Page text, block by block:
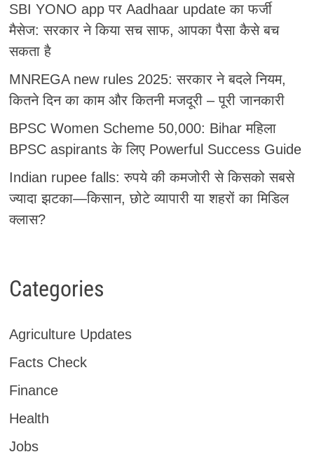
SBI YONO app पर Aadhaar update का फर्जी
मैसेज: सरकार ने किया सच साफ, आपका पैसा कैसे बच
सकता है
MNREGA new rules 2025: सरकार ने बदले नियम,
कितने दिन का काम और कितनी मजदूरी – पूरी जानकारी
BPSC Women Scheme 50,000: Bihar महिला
BPSC aspirants के लिए Powerful Success Guide
Indian rupee falls: रुपये की कमजोरी से किसको सबसे
ज्यादा झटका—किसान, छोटे व्यापारी या शहरों का मिडिल
क्लास?
Categories
Agriculture Updates
Facts Check
Finance
Health
Jobs